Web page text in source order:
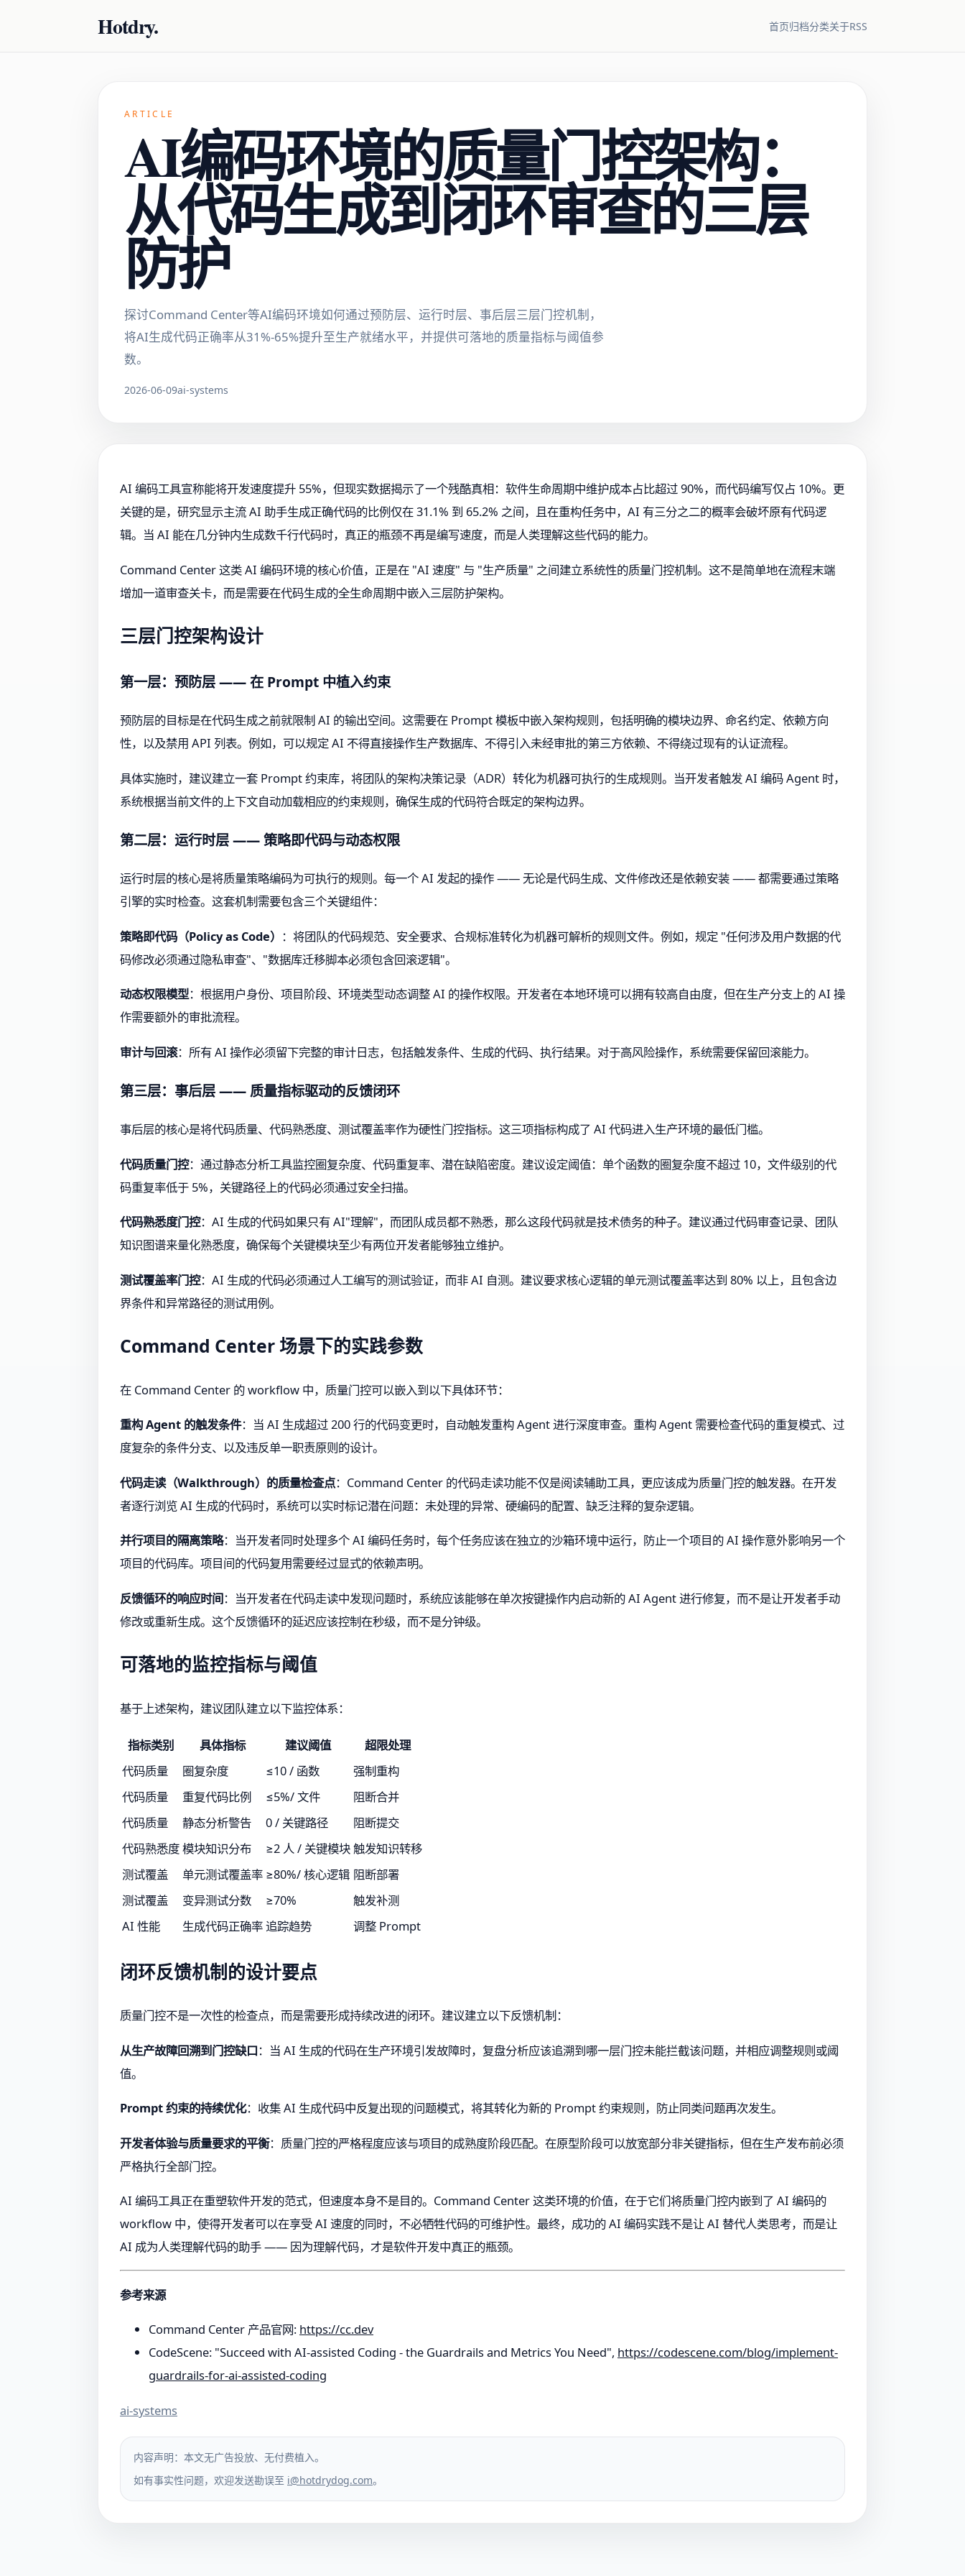
Hotdry. 首页归档分类关于RSS
ARTICLE
AI编码环境的质量门控架构：
从代码生成到闭环审查的三层
防护
探讨Command Center等AI编码环境如何通过预防层、运行时层、事后层三层门控机制，
将AI生成代码正确率从31%-65%提升至生产就绪水平，并提供可落地的质量指标与阈值参
数。
2026-06-09ai-systems
AI 编码工具宣称能将开发速度提升 55%，但现实数据揭示了一个残酷真相：软件生命周期中维护成本占比超过 90%，而代码编写仅占 10%。更
关键的是，研究显示主流 AI 助手生成正确代码的比例仅在 31.1% 到 65.2% 之间，且在重构任务中，AI 有三分之二的概率会破坏原有代码逻
辑。当 AI 能在几分钟内生成数千行代码时，真正的瓶颈不再是编写速度，而是人类理解这些代码的能力。
Command Center 这类 AI 编码环境的核心价值，正是在 "AI 速度" 与 "生产质量" 之间建立系统性的质量门控机制。这不是简单地在流程末端
增加一道审查关卡，而是需要在代码生成的全生命周期中嵌入三层防护架构。
三层门控架构设计
第一层：预防层 —— 在 Prompt 中植入约束
预防层的目标是在代码生成之前就限制 AI 的输出空间。这需要在 Prompt 模板中嵌入架构规则，包括明确的模块边界、命名约定、依赖方向
性，以及禁用 API 列表。例如，可以规定 AI 不得直接操作生产数据库、不得引入未经审批的第三方依赖、不得绕过现有的认证流程。
具体实施时，建议建立一套 Prompt 约束库，将团队的架构决策记录（ADR）转化为机器可执行的生成规则。当开发者触发 AI 编码 Agent 时，
系统根据当前文件的上下文自动加载相应的约束规则，确保生成的代码符合既定的架构边界。
第二层：运行时层 —— 策略即代码与动态权限
运行时层的核心是将质量策略编码为可执行的规则。每一个 AI 发起的操作 —— 无论是代码生成、文件修改还是依赖安装 —— 都需要通过策略
引擎的实时检查。这套机制需要包含三个关键组件：
策略即代码（Policy as Code） ：将团队的代码规范、安全要求、合规标准转化为机器可解析的规则文件。例如，规定 "任何涉及用户数据的代
码修改必须通过隐私审查"、"数据库迁移脚本必须包含回滚逻辑"。
动态权限模型：根据用户身份、项目阶段、环境类型动态调整 AI 的操作权限。开发者在本地环境可以拥有较高自由度，但在生产分支上的 AI 操
作需要额外的审批流程。
审计与回滚：所有 AI 操作必须留下完整的审计日志，包括触发条件、生成的代码、执行结果。对于高风险操作，系统需要保留回滚能力。
第三层：事后层 —— 质量指标驱动的反馈闭环
事后层的核心是将代码质量、代码熟悉度、测试覆盖率作为硬性门控指标。这三项指标构成了 AI 代码进入生产环境的最低门槛。
代码质量门控：通过静态分析工具监控圈复杂度、代码重复率、潜在缺陷密度。建议设定阈值：单个函数的圈复杂度不超过 10，文件级别的代
码重复率低于 5%，关键路径上的代码必须通过安全扫描。
代码熟悉度门控：AI 生成的代码如果只有 AI"理解"，而团队成员都不熟悉，那么这段代码就是技术债务的种子。建议通过代码审查记录、团队
知识图谱来量化熟悉度，确保每个关键模块至少有两位开发者能够独立维护。
测试覆盖率门控：AI 生成的代码必须通过人工编写的测试验证，而非 AI 自测。建议要求核心逻辑的单元测试覆盖率达到 80% 以上，且包含边
界条件和异常路径的测试用例。
Command Center 场景下的实践参数
在 Command Center 的 workflow 中，质量门控可以嵌入到以下具体环节：
重构 Agent 的触发条件：当 AI 生成超过 200 行的代码变更时，自动触发重构 Agent 进行深度审查。重构 Agent 需要检查代码的重复模式、过
度复杂的条件分支、以及违反单一职责原则的设计。
代码走读（Walkthrough）的质量检查点：Command Center 的代码走读功能不仅是阅读辅助工具，更应该成为质量门控的触发器。在开发
者逐行浏览 AI 生成的代码时，系统可以实时标记潜在问题：未处理的异常、硬编码的配置、缺乏注释的复杂逻辑。
并行项目的隔离策略：当开发者同时处理多个 AI 编码任务时，每个任务应该在独立的沙箱环境中运行，防止一个项目的 AI 操作意外影响另一个
项目的代码库。项目间的代码复用需要经过显式的依赖声明。
反馈循环的响应时间：当开发者在代码走读中发现问题时，系统应该能够在单次按键操作内启动新的 AI Agent 进行修复，而不是让开发者手动
修改或重新生成。这个反馈循环的延迟应该控制在秒级，而不是分钟级。
可落地的监控指标与阈值
基于上述架构，建议团队建立以下监控体系：
指标类别 具体指标 建议阈值
超限处理
代码质量
圈复杂度 ≤10 / 函数
强制重构
代码质量
重复代码比例 ≤5%/ 文件
阻断合并
代码质量
静态分析警告 0 / 关键路径
阻断提交
代码熟悉度模块知识分布 ≥2 人 / 关键模块触发知识转移
测试覆盖
单元测试覆盖率 ≥80%/ 核心逻辑 阻断部署
测试覆盖
变异测试分数 ≥70%
触发补测
AI 性能
生成代码正确率追踪趋势 调整 Prompt
闭环反馈机制的设计要点
质量门控不是一次性的检查点，而是需要形成持续改进的闭环。建议建立以下反馈机制：
从生产故障回溯到门控缺口：当 AI 生成的代码在生产环境引发故障时，复盘分析应该追溯到哪一层门控未能拦截该问题，并相应调整规则或阈
值。
Prompt 约束的持续优化：收集 AI 生成代码中反复出现的问题模式，将其转化为新的 Prompt 约束规则，防止同类问题再次发生。
开发者体验与质量要求的平衡：质量门控的严格程度应该与项目的成熟度阶段匹配。在原型阶段可以放宽部分非关键指标，但在生产发布前必须
严格执行全部门控。
AI 编码工具正在重塑软件开发的范式，但速度本身不是目的。Command Center 这类环境的价值，在于它们将质量门控内嵌到了 AI 编码的
workflow 中，使得开发者可以在享受 AI 速度的同时，不必牺牲代码的可维护性。最终，成功的 AI 编码实践不是让 AI 替代人类思考，而是让
AI 成为人类理解代码的助手 —— 因为理解代码，才是软件开发中真正的瓶颈。
参考来源
Command Center 产品官网: https://cc.dev
CodeScene: "Succeed with AI-assisted Coding - the Guardrails and Metrics You Need", https://codescene.com/blog/implement-
guardrails-for-ai-assisted-coding
ai-systems
内容声明：本文无广告投放、无付费植入。
如有事实性问题，欢迎发送勘误至 i@hotdrydog.com。